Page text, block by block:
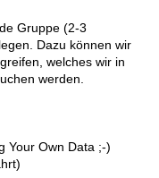
Gruppe (2-3
Dazu können wir
welches wir in
werden.
Your Own Data ;-)